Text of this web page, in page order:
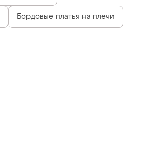
Бордовые платья на плечи